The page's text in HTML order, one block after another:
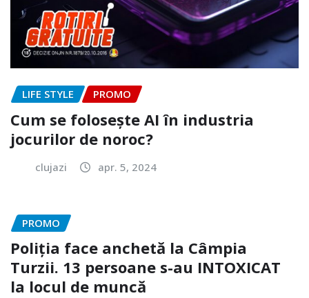
LIFE STYLE PROMO
Cum se folosește AI în industria
jocurilor de noroc?
clujazi apr. 5, 2024
PROMO
Poliția face anchetă la Câmpia
Turzii. 13 persoane s-au INTOXICAT
la locul de muncă